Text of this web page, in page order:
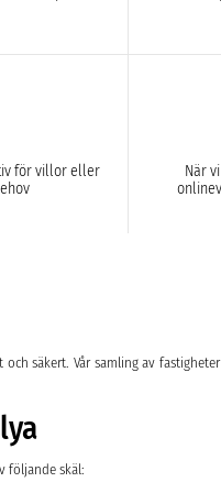
för villor eller
När
säkert. Vår samling av
följande skäl: